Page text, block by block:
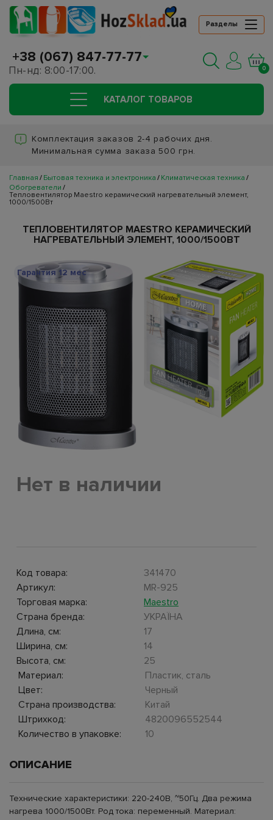
Разделы
+38 (067) 847-77-77
Пн-нд: 8:00-17:00. 0
КАТАЛОГ ТОВАРОВ
Комплектация заказов 2-4 рабочих дня.
Минимальная сумма заказа 500 грн.
Главная Бытовая техника и электроника
Климатическая техника
Обогреватели
Тепловентилятор Maestro керамический нагревательный элемент,
1000/1500Вт
ТЕПЛОВЕНТИЛЯТОР MAESTRO КЕРАМИЧЕСКИЙ
НАГРЕВАТЕЛЬНЫЙ ЭЛЕМЕНТ, 1000/1500ВТ
Гарантия 12 мес
Нет в наличии
Код товара:
341470
Артикул:
MR-925
Торговая марка:
Maestro
Страна бренда:
УКРАЇНА
Длина, см:
17
Ширина, см:
14
Высота, см:
25
Материал:
Пластик, сталь
Цвет:
Черный
Страна производства:
Китай
Штрихкод:
4820096552544
Количество в упаковке:
10
ОПИСАНИЕ
Технические характеристики: 220-240В, ~50Гц. Два режима
нагрева 1000/1500Вт. Род тока: переменный. Материал: